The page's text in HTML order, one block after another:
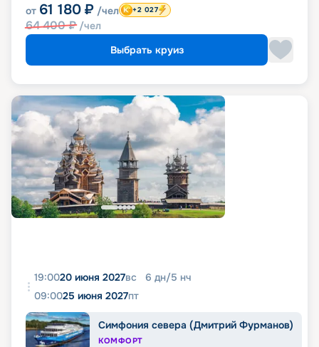
от 61 180 ₽ /чел
64 400₽ /чел
+2 027
Выбрать круиз
19:0020 июня 2027вс 6 дн/5 нч
09:0025 июня 2027пт
Симфония севера (Дмитрий Фурманов)
КОМФОРТ